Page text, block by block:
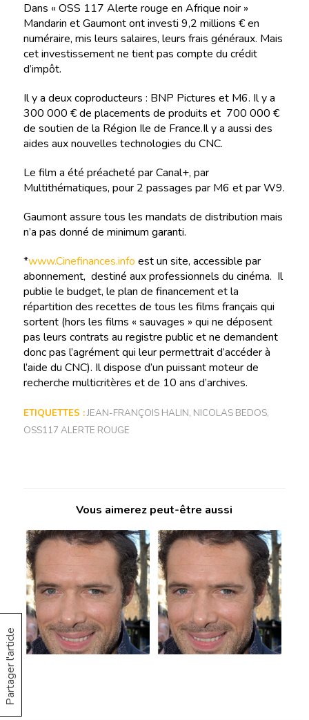
Partager l'article
Dans « OSS 117 Alerte rouge en Afrique noir »
Mandarin et Gaumont ont investi 9,2 millions € en
numéraire, mis leurs salaires, leurs frais généraux. Mais
cet investissement ne tient pas compte du crédit
d’impôt.
Il y a deux coproducteurs : BNP Pictures et M6. Il y a
300 000 € de placements de produits et 700 000 €
de soutien de la Région Ile de France.Il y a aussi des
aides aux nouvelles technologies du CNC.
Le film a été préacheté par Canal+, par
Multithématiques, pour 2 passages par M6 et par W9.
Gaumont assure tous les mandats de distribution mais
n’a pas donné de minimum garanti.
*www.Cinefinances.info est un site, accessible par
abonnement, destiné aux professionnels du cinéma. Il
publie le budget, le plan de financement et la
répartition des recettes de tous les films français qui
sortent (hors les films « sauvages » qui ne déposent
pas leurs contrats au registre public et ne demandent
donc pas l’agrément qui leur permettrait d’accéder à
l’aide du CNC). Il dispose d’un puissant moteur de
recherche multicritères et de 10 ans d’archives.
ETIQUETTES :JEAN-FRANÇOIS HALIN, NICOLAS BEDOS,
OSS117 ALERTE ROUGE
Vous aimerez peut-être aussi